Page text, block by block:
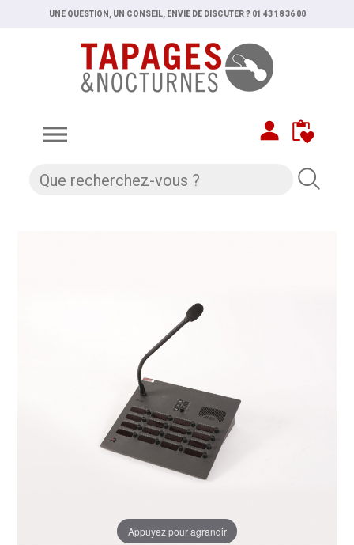
UNE QUESTION, UN CONSEIL, ENVIE DE DISCUTER ? 01 43 18 36 00

Appuyez pour agrandir